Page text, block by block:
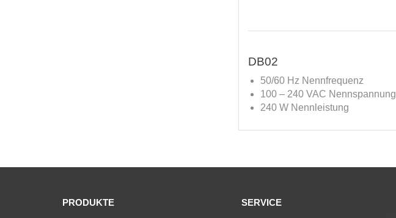
DB02
50/60 Hz Nennfrequenz
100 – 240 VAC Nennspannung
240 W Nennleistung
PRODUKTE
SERVICE